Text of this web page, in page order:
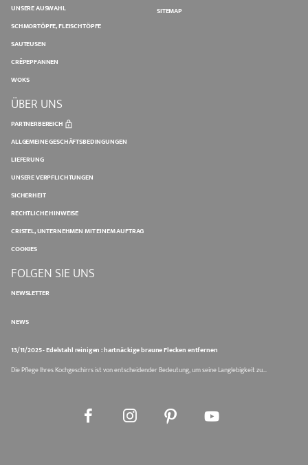
UNSERE AUSWAHL
SCHMORTÖPFE, FLEISCHTÖPFE
SAUTEUSEN
CRÊPEPFANNEN
WOKS
SITEMAP
ÜBER UNS
PARTNERBEREICH
ALLGEMEINE GESCHÄFTSBEDINGUNGEN
LIEFERUNG
UNSERE VERPFLICHTUNGEN
SICHERHEIT
RECHTLICHE HINWEISE
CRISTEL, UNTERNEHMEN MIT EINEM AUFTRAG
COOKIES
FOLGEN SIE UNS
NEWSLETTER
NEWS
13/11/2025 - Edelstahl reinigen : hartnäckige braune Flecken entfernen
Die Pflege Ihres Kochgeschirrs ist von entscheidender Bedeutung, um seine Langlebigkeit zu...